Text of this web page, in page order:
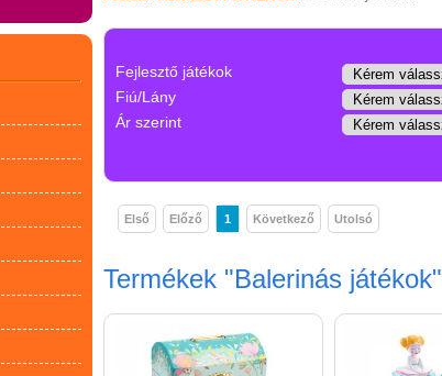
Fejlesztő játékok
Fiú/Lány
Ár szerint
Első Előző 1 Következő Utolsó
Termékek "Balerinás játékok"